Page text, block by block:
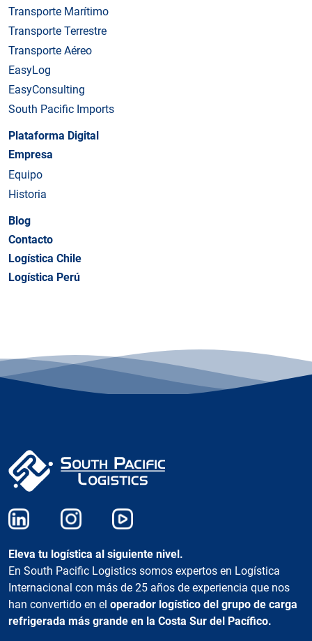
Transporte Marítimo
Transporte Terrestre
Transporte Aéreo
EasyLog
EasyConsulting
South Pacific Imports
Plataforma Digital
Empresa
Equipo
Historia
Blog
Contacto
Logística Chile
Logística Perú
Eleva tu logística al siguiente nivel.
En South Pacific Logistics somos expertos en Logística
Internacional con más de 25 años de experiencia que nos
han convertido en el operador logístico del grupo de carga
refrigerada más grande en la Costa Sur del Pacífico.